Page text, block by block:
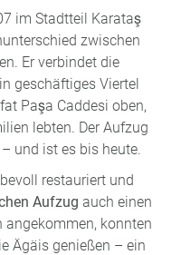
im Stadtteil Karataş
zwischen
Er verbindet die
geschäftiges Viertel
Paşa Caddesi oben,
lebten. Der Aufzug
– und ist es bis heute.
restauriert und
Aufzug auch einen
angekommen, konnten
Ägäis genießen – ein